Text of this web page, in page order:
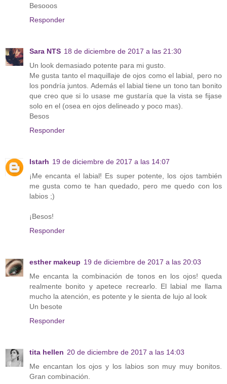
Besooos
Responder
Sara NTS 18 de diciembre de 2017 a las 21:30
Un look demasiado potente para mi gusto.
Me gusta tanto el maquillaje de ojos como el labial, pero no
los pondría juntos. Además el labial tiene un tono tan bonito
que creo que si lo usase me gustaría que la vista se fijase
solo en el (osea en ojos delineado y poco mas).
Besos
Responder
Istarh 19 de diciembre de 2017 a las 14:07
¡Me encanta el labial! Es super potente, los ojos también
me gusta como te han quedado, pero me quedo con los
labios ;)
¡Besos!
Responder
esther makeup 19 de diciembre de 2017 a las 20:03
Me encanta la combinación de tonos en los ojos! queda
realmente bonito y apetece recrearlo. El labial me llama
mucho la atención, es potente y le sienta de lujo al look
Un besote
Responder
tita hellen 20 de diciembre de 2017 a las 14:03
Me encantan los ojos y los labios son muy muy bonitos.
Gran combinación.